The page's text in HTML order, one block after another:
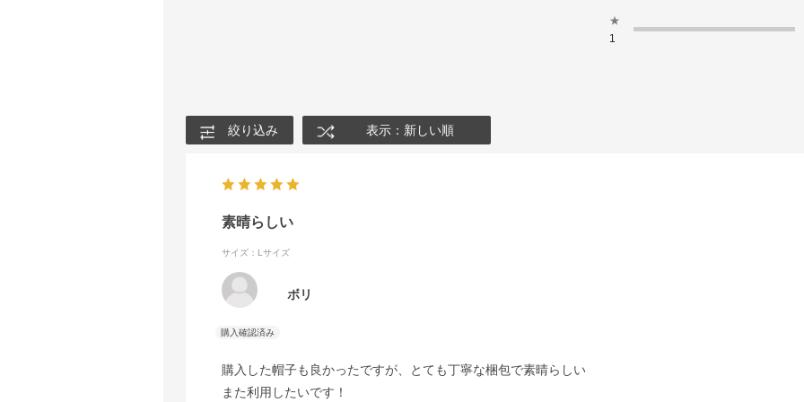
★
1
絞り込み 表示：新しい順
素晴らしい
サイズ：Lサイズ
ボリ
購入した帽子も良かったですが、とても丁寧な梱包で素晴らしい
また利用したいです！